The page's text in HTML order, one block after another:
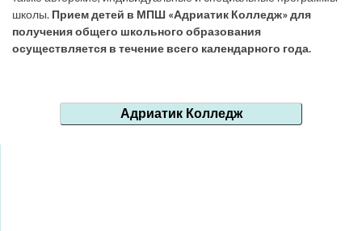
школы. Прием детей в МПШ «Адриатик Колледж» для
получения общего школьного образования
осуществляется в течение всего календарного года.
Адриатик Колледж